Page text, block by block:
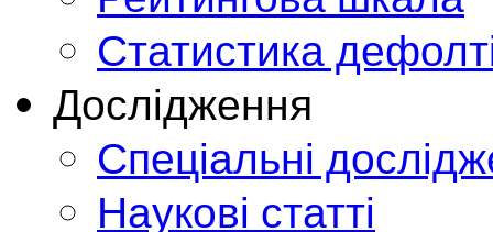
Статистика
Дослідження
Спеціальні
Наукові статті